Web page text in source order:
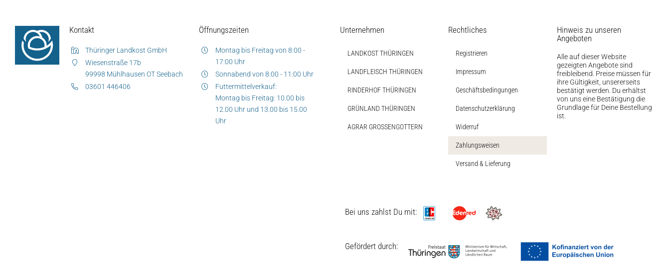
Kontakt
Thüringer Landkost GmbH
Wiesenstraße 17b
99998 Mühlhausen OT Seebach
03601 446406
Öffnungszeiten
Montag bis Freitag von 8:00 -
17:00 Uhr
Sonnabend von 8:00 - 11:00 Uhr
Futtermittelverkauf:
Montag bis Freitag: 10.00 bis
12.00 Uhr und 13.00 bis 15.00
Uhr
Unternehmen
LANDKOST THÜRINGEN
LANDFLEISCH THÜRINGEN
RINDERHOF THÜRINGEN
GRÜNLAND THÜRINGEN
AGRAR GROSSENGOTTERN
Rechtliches
Registrieren
Impressum
Geschäftsbedingungen
Datenschutzerklärung
Widerruf
Zahlungsweisen
Versand & Lieferung
Hinweis zu unseren
Angeboten
Alle auf dieser Website
gezeigten Angebote sind
freibleibend. Preise müssen für
ihre Gültigkeit, unsererseits
bestätigt werden. Du erhältst
von uns eine Bestätigung die
Grundlage für Deine Bestellung
ist.
Bei uns zahlst Du mit:
Gefördert durch:
Produkt-Übersicht
Produkte nach Allergenen
Produkte nach Saison